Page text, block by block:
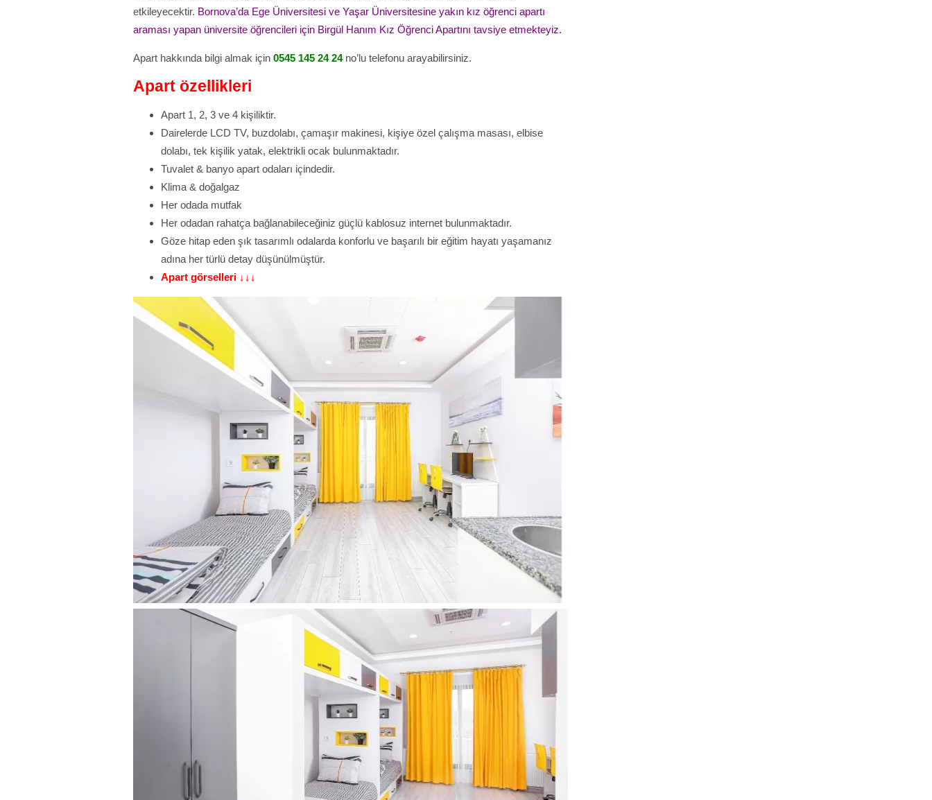
etkileyecektir. Bornova’da Ege Üniversitesi ve Yaşar Üniversitesine yakın kız öğrenci apartı
araması yapan üniversite öğrencileri için Birgül Hanım Kız Öğrenci Apartını tavsiye etmekteyiz.
Apart hakkında bilgi almak için 0545 145 24 24no’lu telefonu arayabilirsiniz.
Apart özellikleri
Apart 1, 2, 3 ve 4 kişiliktir.
Dairelerde LCD TV, buzdolabı, çamaşır makinesi, kişiye özel çalışma masası, elbise
dolabı, tek kişilik yatak, elektrikli ocak bulunmaktadır.
Tuvalet & banyo apart odaları içindedir.
Klima & doğalgaz
Her odada mutfak
Her odadan rahatça bağlanabileceğiniz güçlü kablosuz internet bulunmaktadır.
Göze hitap eden şık tasarımlı odalarda konforlu ve başarılı bir eğitim hayatı yaşamanız
adına her türlü detay düşünülmüştür.
Apart görselleri ↓↓↓